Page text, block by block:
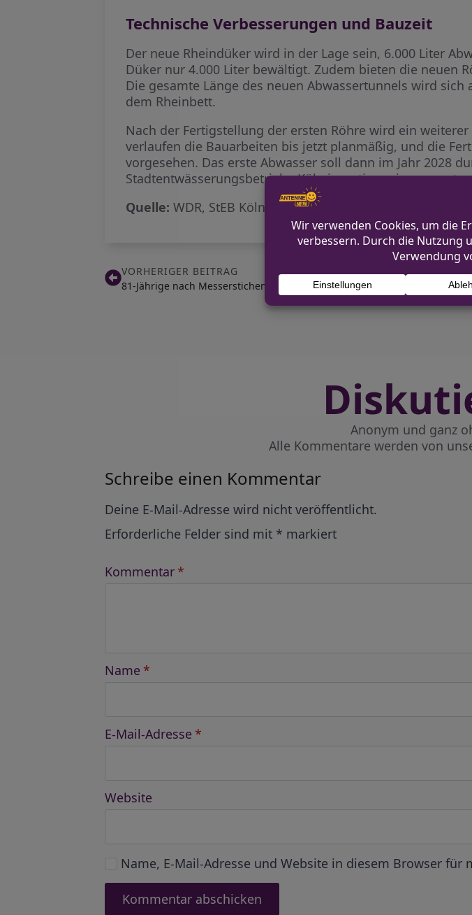
Technische Verbesserungen und Bauzeit
Der neue Rheindüker wird in der Lage sein, 6.000 Liter
Düker nur 4.000 Liter bewältigt. Zudem bieten die neuen
Die gesamte Länge des neuen Abwassertunnels wird
dem Rheinbett.
Nach der Fertigstellung der ersten Röhre wird ein
verlaufen die Bauarbeiten bis jetzt planmäßig, und die
vorgesehen. Das erste Abwasser soll dann im Jahr 2028
Stadtentwässerungsbetriebe Köln investieren insgesamt
Quelle: WDR, StEB Köln
VORHERIGER BEITRAG
81-Jährige nach Messerstichen in Mettmann verstorben
Anonym und ganz
Alle Kommentare werden von
Schreibe einen Kommentar
Deine E-Mail-Adresse wird nicht veröffentlicht.
Erforderliche Felder sind mit * markiert
Kommentar *
Name *
E-Mail-Adresse *
Website
Name, E-Mail-Adresse und Website in diesem Browser